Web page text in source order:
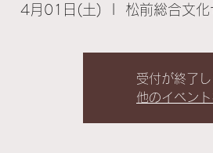
4月01日(土) 松前総合文
受付が終了
他のイベン